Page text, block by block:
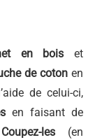
en bois et
de cotonen
de celui-ci,
en faisant de
Coupez-les (en